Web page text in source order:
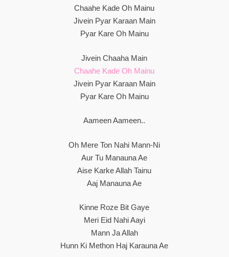
Chaahe Kade Oh Mainu
Jivein Pyar Karaan Main
Pyar Kare Oh Mainu
Jivein Chaaha Main
Chaahe Kade Oh Mainu
Jivein Pyar Karaan Main
Pyar Kare Oh Mainu
Aameen Aameen..
Oh Mere Ton Nahi Mann-Ni
Aur Tu Manauna Ae
Aise Karke Allah Tainu
Aaj Manauna Ae
Kinne Roze Bit Gaye
Meri Eid Nahi Aayi
Mann Ja Allah
Hunn Ki Methon Haj Karauna Ae